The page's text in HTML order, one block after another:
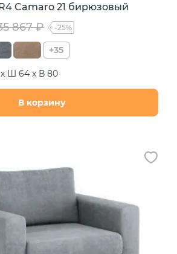
Camaro 21 бирюзовый
867 ₽ -25%
+35
Ш 64 х В 80
В корзину